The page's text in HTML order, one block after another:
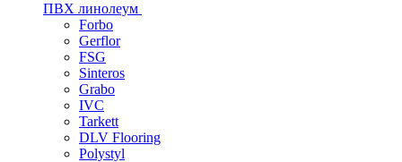
ПВХ линолеум
Forbo
Gerflor
FSG
Sinteros
Grabo
IVC
Tarkett
DLV Flooring
Polystyl